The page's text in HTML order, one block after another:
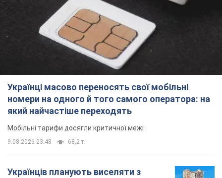
Українці масово переносять свої мобільні
номери на одного й того самого оператора: на
який найчастіше переходять
Мобільні тарифи досягли критичної межі
9.08.2026 23:48 68,2 т.
Українців планують виселяти з